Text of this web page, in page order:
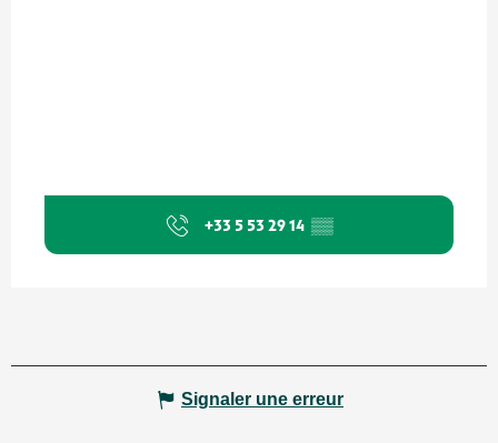
+33 5 53 29 14 ▒▒
Signaler une erreur